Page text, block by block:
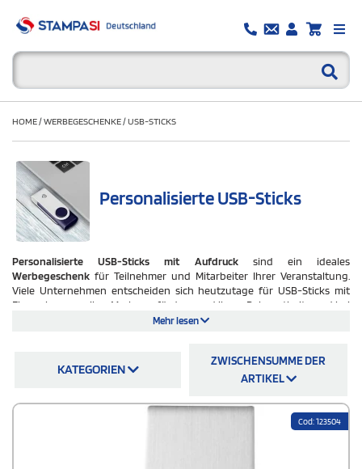
HOME/WERBEGESCHENKE/USB-STICKS
Personalisierte USB-Sticks
Personalisierte USB-Sticks mit Aufdrucksind ein ideales
Werbegeschenk für Teilnehmer und Mitarbeiter Ihrer Veranstaltung.
Viele Unternehmen entscheiden sich heutzutage für USB-Sticks mit
Firmenlogo, um ihre Marke zu fördern und ihren Bekanntheitsgrad bei
potenziellen Kunden zu erhöhen.
Möglichkeit, Kunden an Ihr Unternehmen zu binden und Ihre Mitarbeiter
noch stärker zu motivieren, für Sie zu arbeiten. USB-Sticks sind zudem
sie gerne benutzen und damit gleichzeitig für Ihr Unternehmen
Mehr lesen
KATEGORIEN
ZWISCHENSUMME DER
ARTIKEL
Cod: 123504